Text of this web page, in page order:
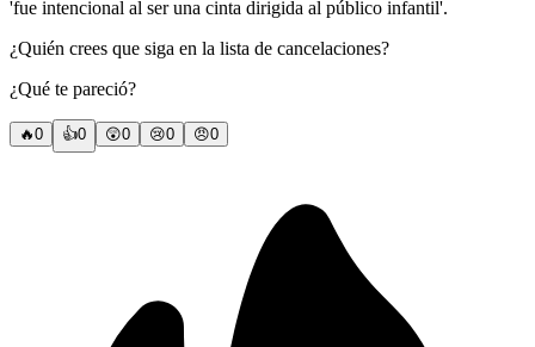
'fue intencional al ser una cinta dirigida al público infantil'.
¿Quién crees que siga en la lista de cancelaciones?
¿Qué te pareció?
🔥0 👍0 😲0 😢0 😠0